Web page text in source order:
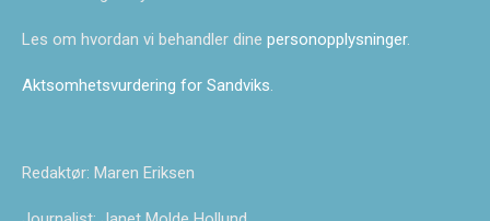
Les om hvordan vi behandler dine personopplysninger.
Aktsomhetsvurdering for Sandviks
Redaktør: Maren Eriksen